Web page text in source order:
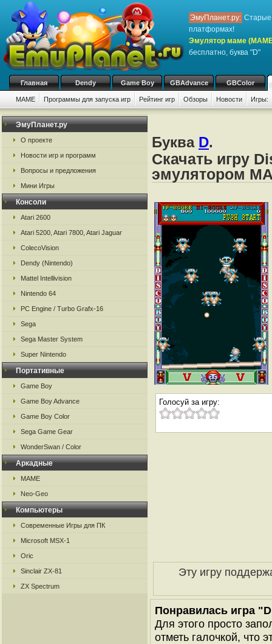
ЭмуПланет.ру: Старые
платформах!
Эмулятор маме
бесплатно, буква "D"
Главная Dendy Game Boy GBAdvance GBColor
MAME Программы для запуска игр Рейтинг игр Обзоры Новости Игры:
ЭмуПланет.ру
О проекте
Новости игр и программ
Вопросы и предложения
Мини Игры
Консоли
Atari 2600
Atari 5200, Atari 7800, Atari Jaguar
ColecoVision
Dendy (Nintendo)
Mattel Intellivision
Nintendo 64
PC Engine / Turbo Grafx-16
Sega
Sega Master System
Super Nintendo
Портативные
Game Boy
Game Boy Advance
Game Boy Color
Sega Game Gear
WonderSwan / Color
Аркадные
MAME
Neo-Geo
Компьютеры
Современные Игры для ПК
Microsoft MSX-1
Oric
Sinclair ZX-81
ZX Spectrum
Буква D.
Скачать игру
эмулятором
Голосуй за игру:
Эту игру
Понравилась игра
Для этого просто
отметь галочкой, что